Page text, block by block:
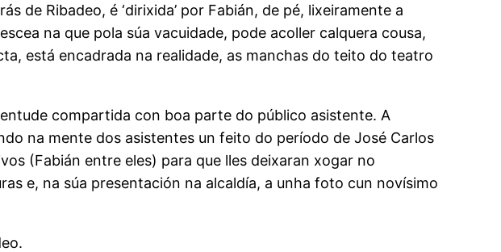
de Ribadeo, é ‘dirixida’ por Fabián, de pé, lixeiramente a
na que pola súa vacuidade, pode acoller calquera cousa,
está encadrada na realidade, as manchas do teito do teatro
compartida con boa parte do público asistente. A
na mente dos asistentes un feito do período de José Carlos
(Fabián entre eles) para que lles deixaran xogar no
e, na súa presentación na alcaldía, a unha foto cun novísimo